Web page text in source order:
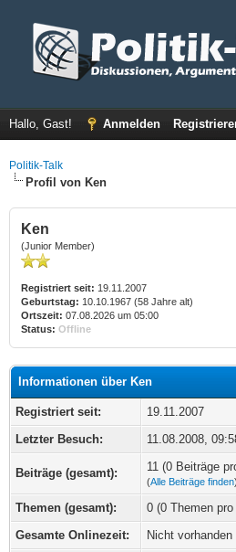
Hallo, Gast! Anmelden
Politik-Talk
Profil von Ken
Ken
(Junior Member)
Registriert seit: 19.11.2007
Geburtstag: 10.10.1967 (58 Jahre alt)
Ortszeit: 07.08.2026 um 05:00
Status: Offline
Informationen über Ken
Registriert seit:
19.11.2007
Letzter Besuch:
11.08.2008,
Beiträge (gesamt): 11 (0 Beiträge
(Alle Beiträge finden)
Themen (gesamt):
0 (0 Themen
Gesamte Onlinezeit:
Nicht vorhanden